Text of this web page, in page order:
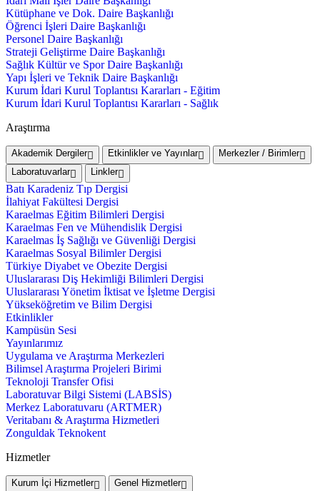
Kütüphane ve Dok. Daire Başkanlığı
Öğrenci İşleri Daire Başkanlığı
Personel Daire Başkanlığı
Strateji Geliştirme Daire Başkanlığı
Sağlık Kültür ve Spor Daire Başkanlığı
Yapı İşleri ve Teknik Daire Başkanlığı
Kurum İdari Kurul Toplantısı Kararları - Eğitim
Kurum İdari Kurul Toplantısı Kararları - Sağlık
Araştırma
Akademik Dergiler Etkinlikler ve Yayınlar
Merkezler / Birimler
Laboratuvarlar
Linkler
Batı Karadeniz Tıp Dergisi
İlahiyat Fakültesi Dergisi
Karaelmas Eğitim Bilimleri Dergisi
Karaelmas Fen ve Mühendislik Dergisi
Karaelmas İş Sağlığı ve Güvenliği Dergisi
Karaelmas Sosyal Bilimler Dergisi
Türkiye Diyabet ve Obezite Dergisi
Uluslararası Diş Hekimliği Bilimleri Dergisi
Uluslararası Yönetim İktisat ve İşletme Dergisi
Yükseköğretim ve Bilim Dergisi
Etkinlikler
Kampüsün Sesi
Yayınlarımız
Uygulama ve Araştırma Merkezleri
Bilimsel Araştırma Projeleri Birimi
Teknoloji Transfer Ofisi
Laboratuvar Bilgi Sistemi (LABSİS)
Merkez Laboratuvaru (ARTMER)
Veritabanı & Araştırma Hizmetleri
Zonguldak Teknokent
Hizmetler
Kurum İçi Hizmetler
Genel Hizmetler